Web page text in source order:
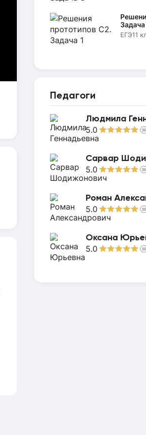
Задача
ЕГЭ11
Педагоги
Людмила
5.0
Сарвар
5.0
Роман
5.0
Оксана
5.0